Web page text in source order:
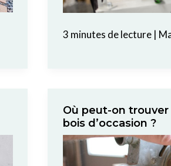
3 minutes de lecture|
Où peut-on
bois d’occasion ?